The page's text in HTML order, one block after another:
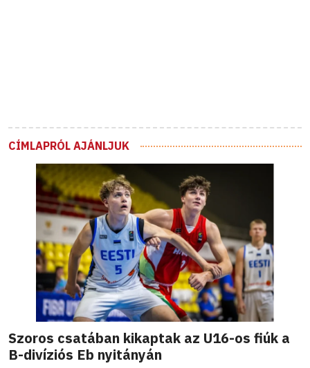
CÍMLAPRÓL AJÁNLJUK
Szoros csatában kikaptak az U16-os fiúk a
B-divíziós Eb nyitányán